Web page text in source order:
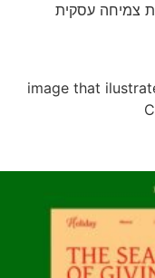
צמיחה עסקית